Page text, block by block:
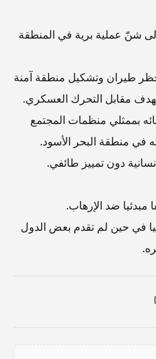
إلى شنّ عملية برية في المنطقة
طيران وتشكيل منطقة آمنة
مقابل التحرك العسكري.
بممثلي منظمات المجتمع
منطقة البحر الأسود.
دون تمييز طائفي.
مبدئيا ضد الإرهاب.
في حين لم تقدم بعض الدول